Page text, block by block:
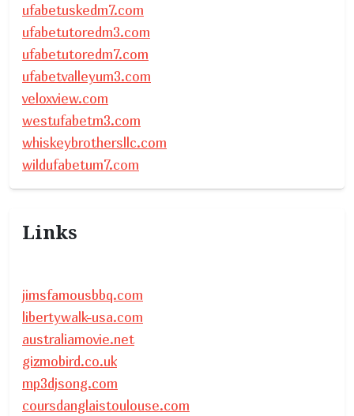
ufabetuskedm7.com
ufabetutoredm3.com
ufabetutoredm7.com
ufabetvalleyum3.com
veloxview.com
westufabetm3.com
whiskeybrothersllc.com
wildufabetum7.com
Links
jimsfamousbbq.com
libertywalk-usa.com
australiamovie.net
gizmobird.co.uk
mp3djsong.com
coursdanglaistoulouse.com